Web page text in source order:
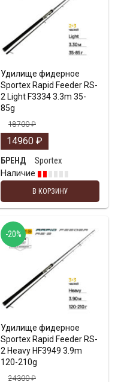
Удилище фидерное
Sportex Rapid Feeder RS-
2 Light F3334 3.3m 35-
85g
18700₽
14960 ₽
БРЕНД
Sportex
Наличие
В КОРЗИНУ
Удилище фидерное
Sportex Rapid Feeder RS-
2 Heavy HF3949 3.9m
120-210g
24300₽
-20%